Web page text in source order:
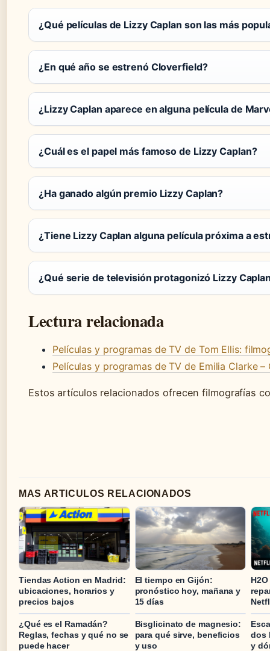
¿Qué películas de Lizzy Caplan son las más
¿En qué año se estrenó Cloverfield?
¿Lizzy Caplan aparece en alguna película de
¿Cuál es el papel más famoso de Lizzy Caplan?
¿Ha ganado algún premio Lizzy Caplan?
¿Tiene Lizzy Caplan alguna película próxima a
¿Qué serie de televisión protagonizó Lizzy
Lectura relacionada
Películas y programas de TV de Tom Ellis:
Películas y programas de TV de Emilia Clarke
Estos artículos relacionados ofrecen filmografías
MAS ARTICULOS RELACIONADOS
Tiendas Action en Madrid:
ubicaciones, horarios y
precios bajos
El tiempo en Gijón:
pronóstico hoy, mañana y
15 días
¿Qué es el Ramadán?
Reglas, fechas y qué no se
puede hacer
Bisglicinato de magnesio:
para qué sirve, beneficios
y uso
dos
y